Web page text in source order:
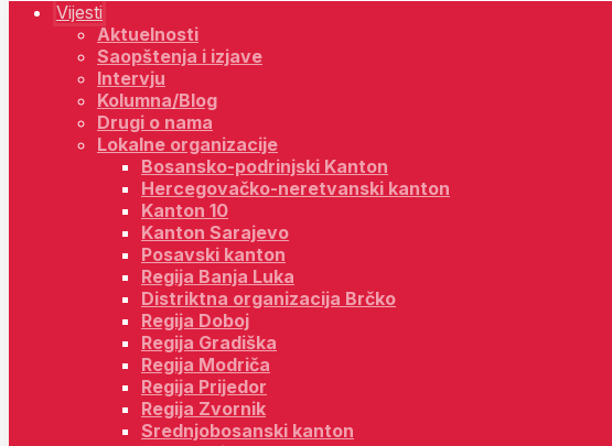
Vijesti
Aktuelnosti
Saopštenja i izjave
Intervju
Kolumna/Blog
Drugi o nama
Lokalne organizacije
Bosansko-podrinjski Kanton
Hercegovačko-neretvanski kanton
Kanton 10
Kanton Sarajevo
Posavski kanton
Regija Banja Luka
Distriktna organizacija Brčko
Regija Doboj
Regija Gradiška
Regija Modriča
Regija Prijedor
Regija Zvornik
Srednjobosanski kanton